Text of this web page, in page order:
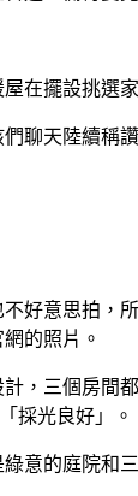
在擺設挑選
聊天陸續稱
好意思拍，
的照片。
，三個房間
採光良好」。
意的庭院和